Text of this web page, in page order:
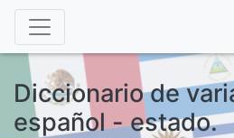
Diccionario de
español - estado.